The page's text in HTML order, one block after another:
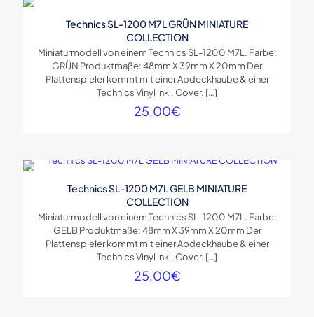
Technics SL-1200 M7L GRÜN MINIATURE
COLLECTION
Miniaturmodell von einem Technics SL-1200 M7L. Farbe:
GRÜN Produktmaße: 48mm X 39mm X 20mm Der
Plattenspieler kommt mit einer Abdeckhaube & einer
Technics Vinyl inkl. Cover. […]
25,00€
Technics SL-1200 M7L GELB MINIATURE
COLLECTION
Miniaturmodell von einem Technics SL-1200 M7L. Farbe:
GELB Produktmaße: 48mm X 39mm X 20mm Der
Plattenspieler kommt mit einer Abdeckhaube & einer
Technics Vinyl inkl. Cover. […]
25,00€